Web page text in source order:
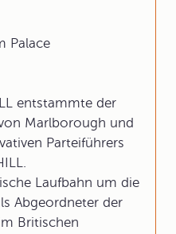
Palace
entstammte der
Marlborough und
Parteiführers
Laufbahn um die
Abgeordneter der
Britischen